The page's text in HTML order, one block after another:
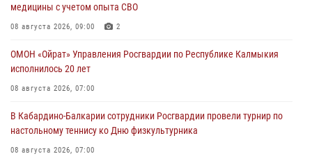
медицины с учетом опыта СВО
08 августа 2026, 09:00 2
ОМОН «Ойрат» Управления Росгвардии по Республике Калмыкия
исполнилось 20 лет
08 августа 2026, 07:00
В Кабардино-Балкарии сотрудники Росгвардии провели турнир по
настольному теннису ко Дню физкультурника
08 августа 2026, 07:00